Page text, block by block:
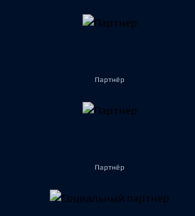
Партнёр
Партнёр